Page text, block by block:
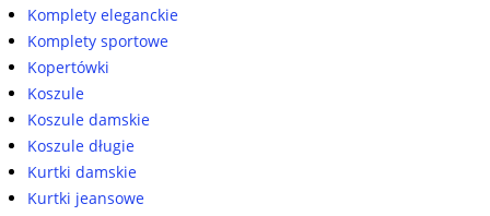
Komplety eleganckie
Komplety sportowe
Kopertówki
Koszule
Koszule damskie
Koszule długie
Kurtki damskie
Kurtki jeansowe